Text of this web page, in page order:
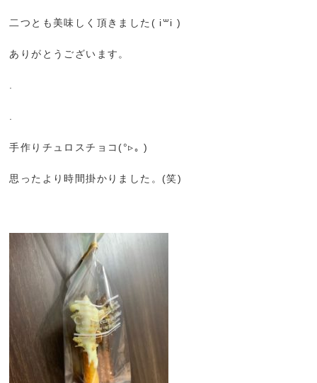
二つとも美味しく頂きました( i꒳​i )
ありがとうございます。
手作りチュロスチョコ(°▹｡ )
思ったより時間掛かりました。(笑)